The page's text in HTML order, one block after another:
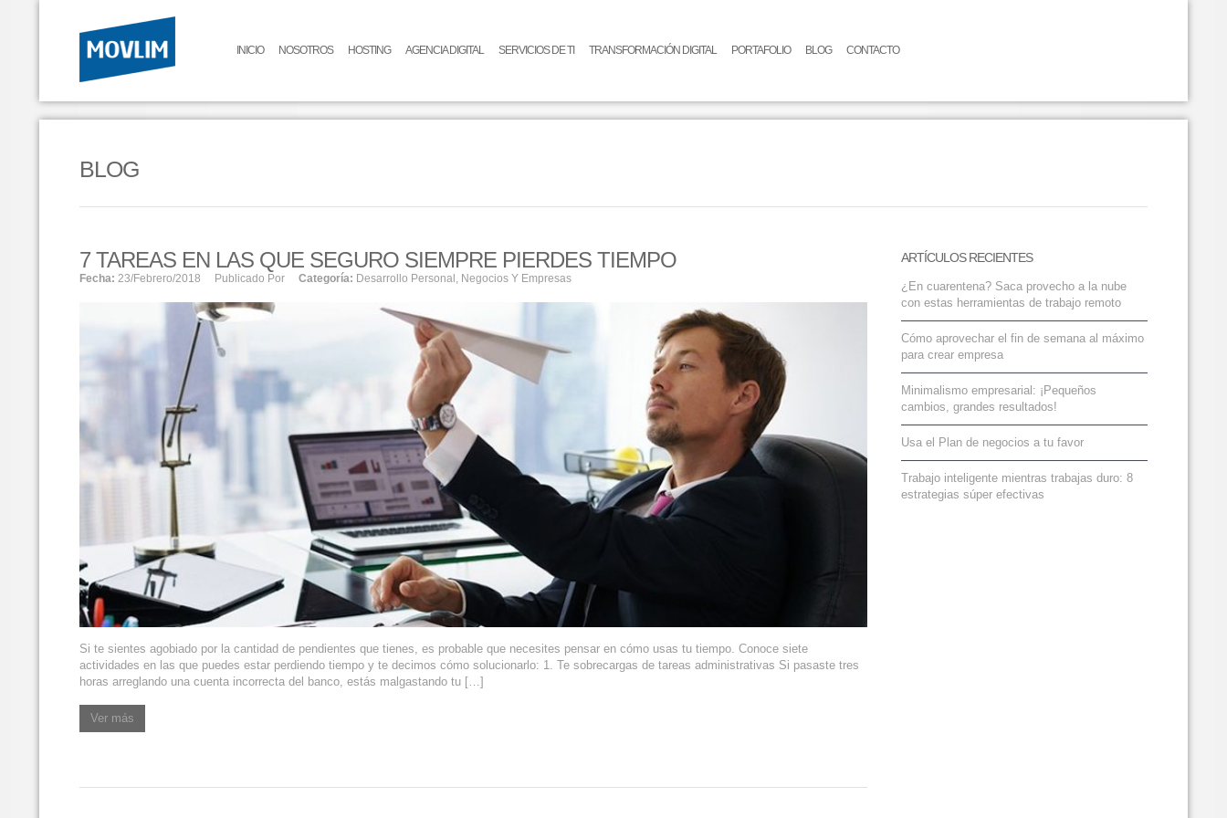
INICIO NOSOTROS HOSTING AGENCIA DIGITAL SERVICIOS DE TI TRANSFORMACIÓN DIGITAL PORTAFOLIO BLOG CONTACTO
BLOG
7 TAREAS EN LAS QUE SEGURO SIEMPRE PIERDES TIEMPO
Fecha: 23/febrero/2018 Publicado Por Categoría: Desarrollo Personal , Negocios Y Empresas
Si te sientes agobiado por la cantidad de pendientes que tienes, es probable que necesites pensar en cómo usas tu tiempo. Conoce siete
actividades en las que puedes estar perdiendo tiempo y te decimos cómo solucionarlo: 1. Te sobrecargas de tareas administrativas Si pasaste tres
horas arreglando una cuenta incorrecta del banco, estás malgastando tu […]
Ver más
ARTÍCULOS RECIENTES
¿En cuarentena? Saca provecho a la nube
con estas herramientas de trabajo remoto
Cómo aprovechar el fin de semana al máximo
para crear empresa
Minimalismo empresarial: ¡Pequeños
cambios, grandes resultados!
Usa el Plan de negocios a tu favor
Trabajo inteligente mientras trabajas duro: 8
estrategias súper efectivas